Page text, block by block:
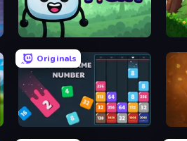
Merge & Fight
Originals
Drop & Merge the Numbers